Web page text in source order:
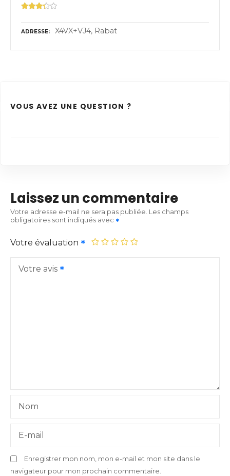
ADRESSE X4VX+VJ4, Rabat
VOUS AVEZ UNE QUESTION ?
Laissez un commentaire
Votre adresse e-mail ne sera pas publiée. Les champs
obligatoires sont indiqués avec
Votre évaluation
Votre avis
Nom
E-mail
Enregistrer mon nom, mon e-mail et mon site dans le
navigateur pour mon prochain commentaire.